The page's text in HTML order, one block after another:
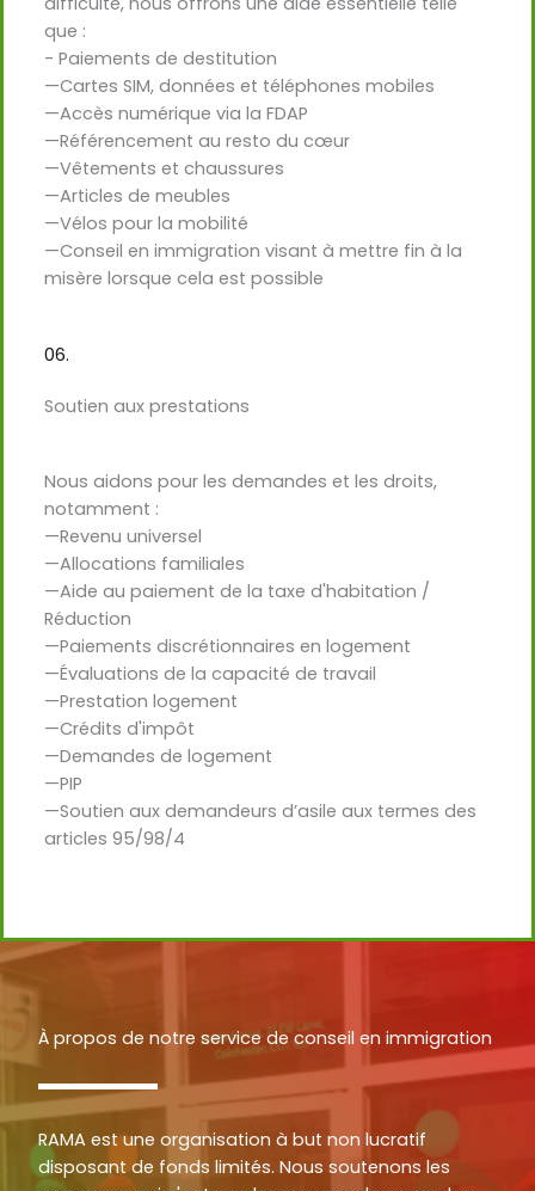
que :
- Paiements de destitution
—Cartes SIM, données et téléphones mobiles
—Accès numérique via la FDAP
—Référencement au resto du cœur
—Vêtements et chaussures
—Articles de meubles
—Vélos pour la mobilité
—Conseil en immigration visant à mettre fin à la
misère lorsque cela est possible
06.
Soutien aux prestations
Nous aidons pour les demandes et les droits,
notamment :
—Revenu universel
—Allocations familiales
—Aide au paiement de la taxe d'habitation /
Réduction
—Paiements discrétionnaires en logement
—Évaluations de la capacité de travail
—Prestation logement
—Crédits d'impôt
—Demandes de logement
—PIP
—Soutien aux demandeurs d’asile aux termes des
articles 95/98/4
À propos de notre service de conseil en immigration
RAMA est une organisation à but non lucratif
disposant de fonds limités. Nous soutenons les